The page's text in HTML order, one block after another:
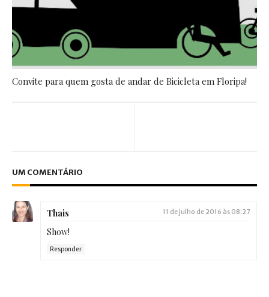
Convite para quem gosta de andar de Bicicleta em Floripa!
UM COMENTÁRIO
Thais 11 de julho de 2016 às 08:27
Show!
Responder